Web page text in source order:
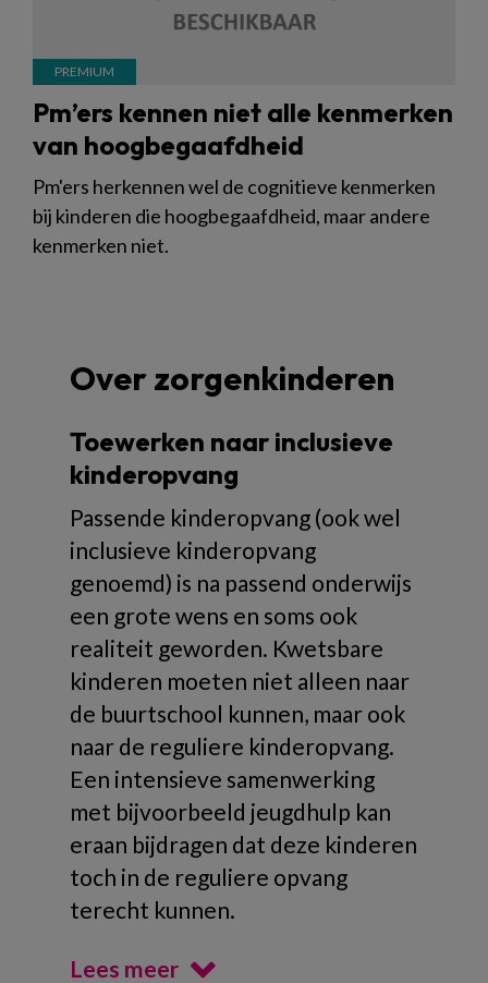
Pm’ers kennen niet alle kenmerken
van hoogbegaafdheid
Pm'ers herkennen wel de cognitieve kenmerken
bij kinderen die hoogbegaafdheid, maar andere
kenmerken niet.
Over zorgenkinderen
Toewerken naar inclusieve
kinderopvang
Passende kinderopvang (ook wel
inclusieve kinderopvang
genoemd) is na passend onderwijs
een grote wens en soms ook
realiteit geworden. Kwetsbare
kinderen moeten niet alleen naar
de buurtschool kunnen, maar ook
naar de reguliere kinderopvang.
Een intensieve samenwerking
met bijvoorbeeld jeugdhulp kan
eraan bijdragen dat deze kinderen
toch in de reguliere opvang
terecht kunnen.
Lees meer